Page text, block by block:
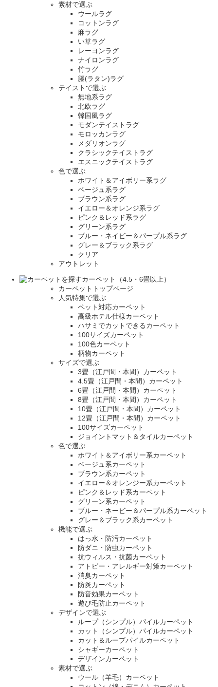
素材で選ぶ
ウールラグ
コットンラグ
麻ラグ
い草ラグ
レーヨンラグ
ナイロンラグ
竹ラグ
籐(ラタン)ラグ
テイストで選ぶ
無地系ラグ
北欧ラグ
韓国風ラグ
モダンテイストラグ
モロッカンラグ
メダリオンラグ
クラシックテイストラグ
エスニックテイストラグ
色で選ぶ
ホワイト＆アイボリー系ラグ
ベージュ系ラグ
ブラウン系ラグ
イエロー＆オレンジ系ラグ
ピンク＆レッド系ラグ
グリーン系ラグ
ブルー・ネイビー＆パープル系ラグ
グレー＆ブラック系ラグ
クリア
アウトレット
カーペット（4.5・6畳以上）
カーペットトップページ
人気特集で選ぶ
ペット対応カーペット
高級ホテル仕様カーペット
ハサミでカットできるカーペット
100サイズカーペット
100色カーペット
柄物カーペット
サイズで選ぶ
3畳（江戸間・本間）カーペット
4.5畳（江戸間・本間）カーペット
6畳（江戸間・本間）カーペット
8畳（江戸間・本間）カーペット
10畳（江戸間・本間）カーペット
12畳（江戸間・本間）カーペット
100サイズカーペット
ジョイントマット＆タイルカーペット
色で選ぶ
ホワイト＆アイボリー系カーペット
ベージュ系カーペット
ブラウン系カーペット
イエロー＆オレンジー系カーペット
ピンク＆レッド系カーペット
グリーン系カーペット
ブルー・ネービー＆パープル系カーペット
グレー＆ブラック系カーペット
機能で選ぶ
はっ水・防汚カーペット
防ダニ・防虫カーペット
抗ウィルス・抗菌カーペット
アトピー・アレルギー対策カーペット
消臭カーペット
防炎カーペット
防音効果カーペット
遊び毛防止カーペット
デザインで選ぶ
ループ（シンプル）パイルカーペット
カット（シンプル）パイルカーペット
カット＆ループパイルカーペット
シャギーカーペット
デザインカーペット
素材で選ぶ
ウール（羊毛）カーペット